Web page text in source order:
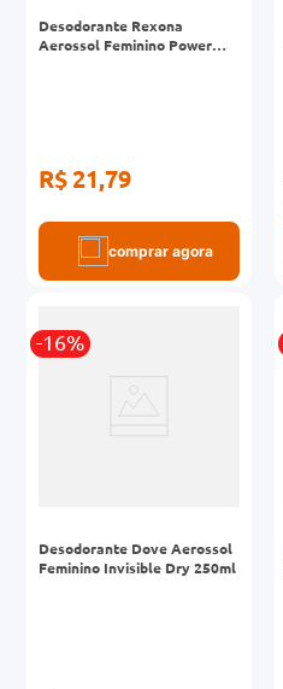
Desodorante Rexona
Aerossol Feminino Power
R$ 21,79
comprar agora
-16%
Desodorante Dove Aerossol
Feminino Invisible Dry 250ml